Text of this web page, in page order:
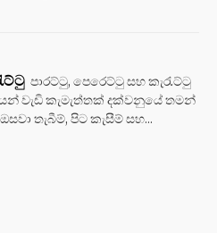
පාරට්ටු, පෙරෙට්ටු සහ කැරැට්ටු
වැඩි කැමැත්තක් දක්වනුයේ තමන්
තැබීම්, පිට කැසීම් සහ...